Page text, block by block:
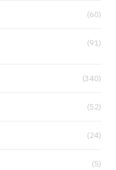
(60)
(91)
(340)
(52)
(24)
(5)